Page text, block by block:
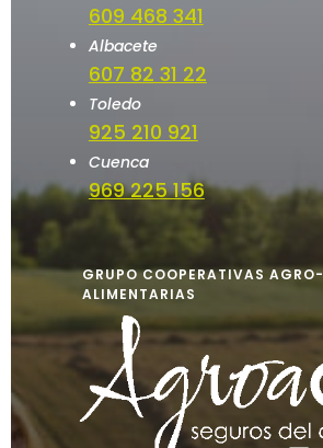
609 468 341
Albacete
607 82 31 22
Toledo
925 210 921
Cuenca
969 225 156
GRUPO COOPERATIVAS AGRO-
ALIMENTARIAS